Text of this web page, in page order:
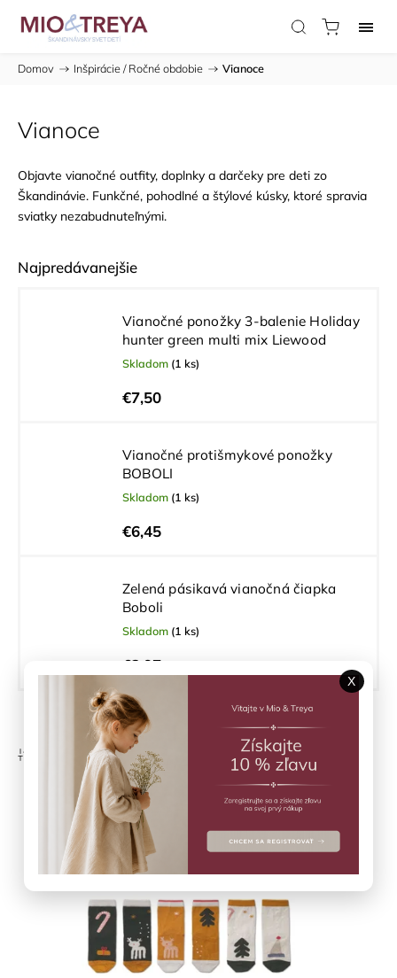
Domov / Inšpirácie / Ročné obdobie / Vianoce
Vianoce
Objavte vianočné outfity, doplnky a darčeky pre deti zo
Škandinávie. Funkčné, pohodlné a štýlové kúsky, ktoré spravia
sviatky nezabudnuteľnými.
Najpredávanejšie
Vianočné ponožky 3-balenie Holiday
hunter green multi mix Liewood
Skladom (1 ks)
€7,50
Vianočné protišmykové ponožky
BOBOLI
Skladom (1 ks)
€6,45
Zelená pásikavá vianočná čiapka
Boboli
Skladom (1 ks)
€2,97
Zobraziť viac produktov
Odporúčame
Najlacnejšie
Najdrahšie
Najpredávanejšie
Výpredaj
X